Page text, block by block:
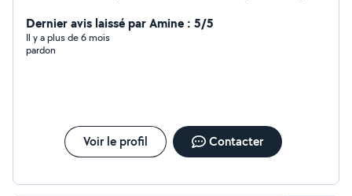
des spécialités marocaines ,parfois je peux aussi servir
dans des mariages ou autres fêtes familiales.....Merci à
vous et à bientôt!!!!!
Dernier avis laissé par Amine : 5/5
Il y a plus de 6 mois
pardon
Voir le profil Contacter